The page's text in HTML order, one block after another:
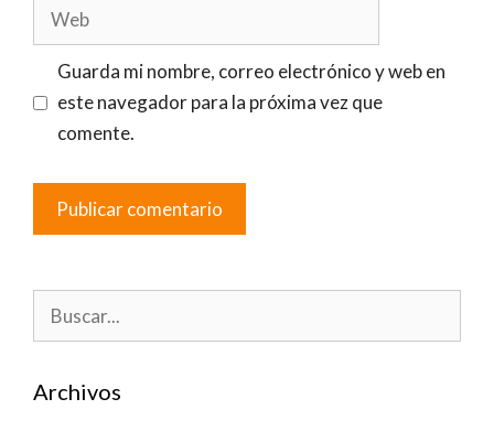
Web
Guarda mi nombre, correo electrónico y web en
este navegador para la próxima vez que
comente.
Buscar:
Archivos